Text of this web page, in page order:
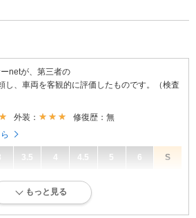
netが、第三者の
し、車両を客観的に評価したものです。（検査
外装：
修復歴：無
3.5 4 4.5 5 6 S
行距離1万km以下で、内外装にダメージがな
もっと見る